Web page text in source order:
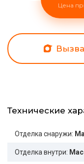
Цена
Технические
Отделка снаружи:
Отделка внутри: